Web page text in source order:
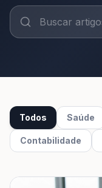
Todos Saúde
Contabilidade